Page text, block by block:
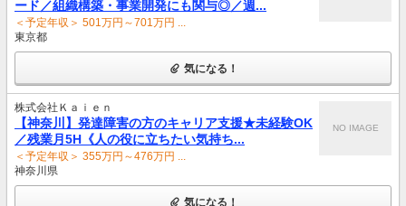
ード／組織構築・事業開発にも関与◎／週...
＜予定年収＞ 501万円～701万円 ...
東京都
気になる！
株式会社Ｋａｉｅｎ
【神奈川】発達障害の方のキャリア支援★未経験OK
／残業月5H《人の役に立ちたい気持ち...
＜予定年収＞ 355万円～476万円 ...
神奈川県
NO IMAGE
気になる！